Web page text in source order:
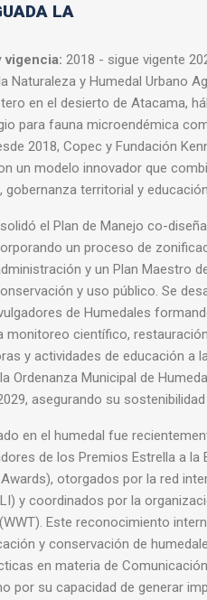
LA
vigencia: 2018 - sigue vigente
Naturaleza y Humedal Urbano
en el desierto de Atacama,
para fauna microendémica
2018, Copec y Fundación
un modelo innovador que
gobernanza territorial y
el Plan de Manejo co-
un proceso de
y un Plan Maestro
y uso público. Se
de Humedales
monitoreo científico,
y actividades de educación a
Ordenanza Municipal de
asegurando su
en el humedal fue
de los Premios Estrella a la
otorgados por la red
y coordinados por la
Este reconocimiento
y conservación de
en materia de
por su capacidad de generar